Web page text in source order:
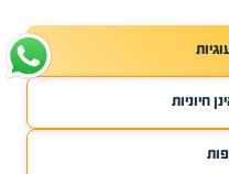
TradeMobile
TradeMobile
TradeMobile facebook
אתרים
מוביל2026חיוניות